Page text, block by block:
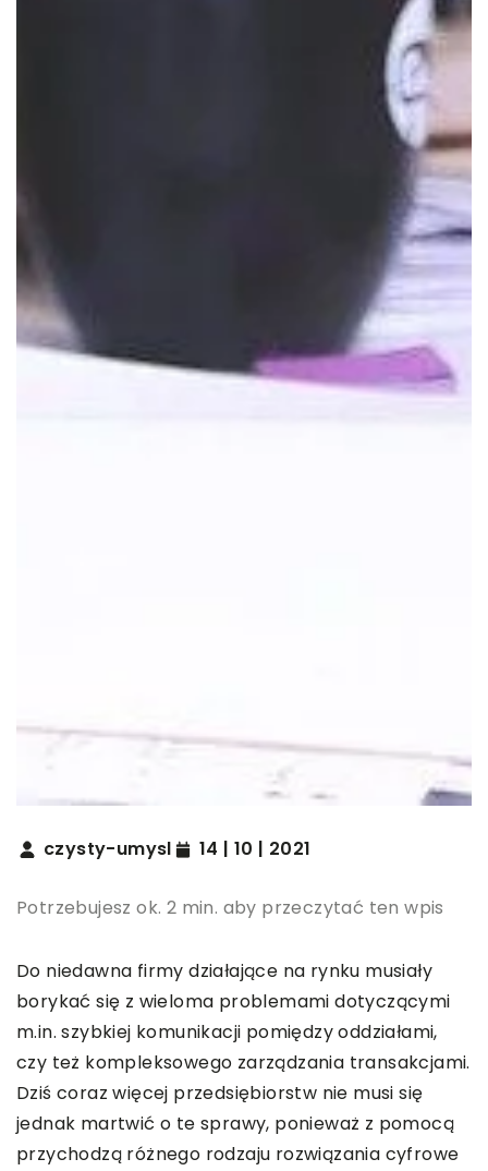
czysty-umysl 14 | 10 | 2021
Potrzebujesz ok. 2 min. aby przeczytać ten wpis
Do niedawna firmy działające na rynku musiały
borykać się z wieloma problemami dotyczącymi
m.in. szybkiej komunikacji pomiędzy oddziałami,
czy też kompleksowego zarządzania transakcjami.
Dziś coraz więcej przedsiębiorstw nie musi się
jednak martwić o te sprawy, ponieważ z pomocą
przychodzą różnego rodzaju rozwiązania cyfrowe